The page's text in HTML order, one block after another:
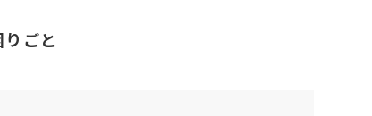
ごと